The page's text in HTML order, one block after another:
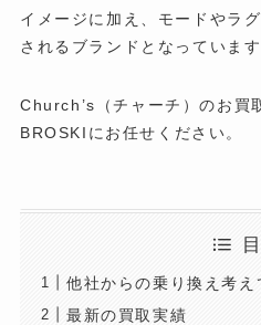
イメージに加え、モードやラ
されるブランドとなっています
Church’s（チャーチ）のお買
BROSKIにお任せください。
他社からの乗り換え考え
最新の買取実績